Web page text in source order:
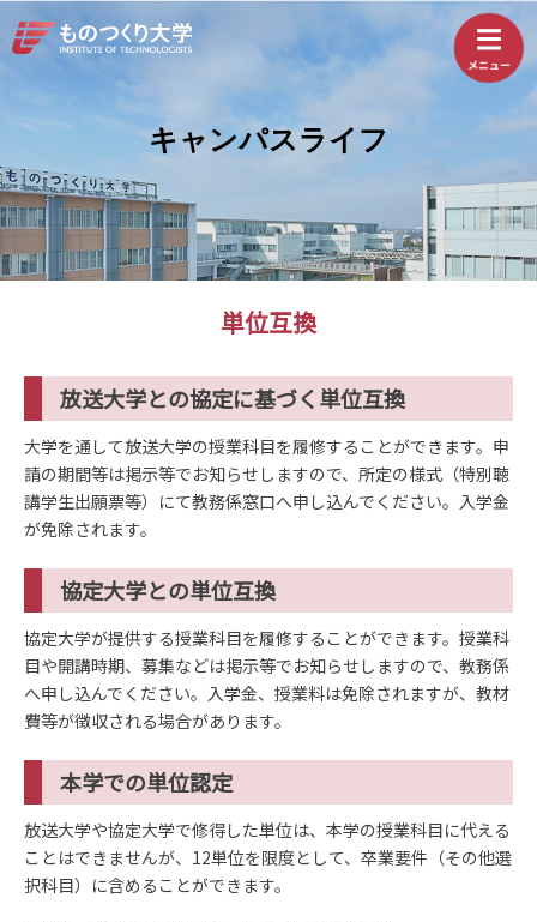
キャンパスライフ
単位互換
放送大学との協定に基づく単位互換
大学を通して放送大学の授業科目を履修することができます。申
請の期間等は掲示等でお知らせしますので、所定の様式（特別聴
講学生出願票等）にて教務係窓口へ申し込んでください。入学金
が免除されます。
協定大学との単位互換
協定大学が提供する授業科目を履修することができます。授業科
目や開講時期、募集などは掲示等でお知らせしますので、教務係
へ申し込んでください。入学金、授業料は免除されますが、教材
費等が徴収される場合があります。
本学での単位認定
放送大学や協定大学で修得した単位は、本学の授業科目に代える
ことはできませんが、12単位を限度として、卒業要件（その他選
択科目）に含めることができます。